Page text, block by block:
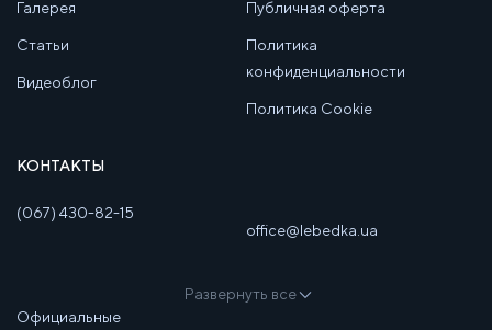
Галерея
Статьи
Видеоблог
Публичная оферта
Политика
конфиденциальности
Политика Cookie
КОНТАКТЫ
(067) 430-82-15
office@lebedka.ua
Развернуть все
Официальные